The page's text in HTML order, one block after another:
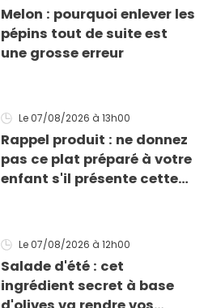
Melon : pourquoi enlever les
pépins tout de suite est
une grosse erreur
Le 07/08/2026 à 13h00
Rappel produit : ne donnez
pas ce plat préparé à votre
enfant s'il présente cette
Le 07/08/2026 à 12h00
Salade d'été : cet
ingrédient secret à base